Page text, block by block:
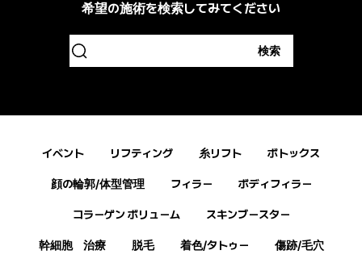
希望の施術を検索してみてください
検索
イベント リフティング 糸リフト ボトックス
顔の輪郭/体型管理 フィラー ボディフィラー
コラーゲン ボリューム スキンブースター
幹細胞 治療 脱毛 着色/タトゥー 傷跡/毛穴